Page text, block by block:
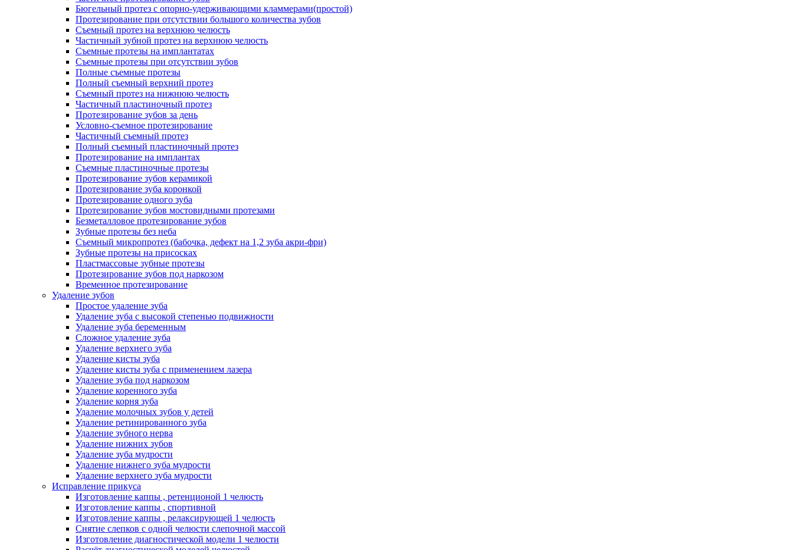
Бюгельный протез с опорно-удерживающими кламмерами(простой)
Протезирование при отсутствии большого количества зубов
Съемный протез на верхнюю челюсть
Частичный зубной протез на верхнюю челюсть
Съемные протезы на имплантатах
Съемные протезы при отсутствии зубов
Полные съемные протезы
Полный съемный верхний протез
Съемный протез на нижнюю челюсть
Частичный пластиночный протез
Протезирование зубов за день
Условно-съемное протезирование
Частичный съемный протез
Полный съемный пластиночный протез
Протезирование на имплантах
Съемные пластиночные протезы
Протезирование зубов керамикой
Протезирование зуба коронкой
Протезирование одного зуба
Протезирование зубов мостовидными протезами
Безметалловое протезирование зубов
Зубные протезы без неба
Съемный микропротез (бабочка, дефект на 1,2 зуба акри-фри)
Зубные протезы на присосках
Пластмассовые зубные протезы
Протезирование зубов под наркозом
Временное протезирование
Удаление зубов
Простое удаление зуба
Удаление зуба с высокой степенью подвижности
Удаление зуба беременным
Сложное удаление зуба
Удаление верхнего зуба
Удаление кисты зуба
Удаление кисты зуба с применением лазера
Удаление зуба под наркозом
Удаление коренного зуба
Удаление корня зуба
Удаление молочных зубов у детей
Удаление ретинированного зуба
Удаление зубного нерва
Удаление нижних зубов
Удаление зуба мудрости
Удаление нижнего зуба мудрости
Удаление верхнего зуба мудрости
Исправление прикуса
Изготовление каппы , ретенционой 1 челюсть
Изготовление каппы , спортивной
Изготовление каппы , релаксирующей 1 челюсть
Снятие слепков с одной челюсти слепочной массой
Изготовление диагностической модели 1 челюсти